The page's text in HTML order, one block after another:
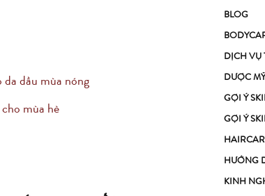
da dầu mùa nóng
mùa hè
BLOG
DỊCH VỤ
DƯỢC
GỢI Ý
GỢI Ý
HƯỚNG
KINH